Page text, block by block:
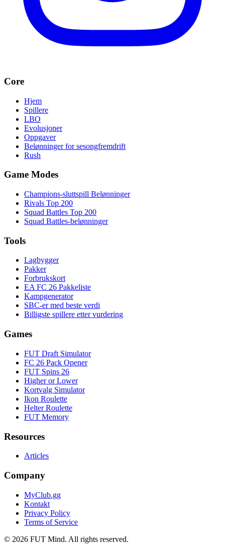
Core
Hjem
Spillere
LBO
Evolusjoner
Oppgaver
Belønninger for sesongfremdrift
Rush
Game Modes
Champions-sluttspill Belønninger
Rivals Top 200
Squad Battles Top 200
Squad Battles-belønninger
Tools
Lagbygger
Pakker
Forbrukskort
EA FC 26 Pakkeliste
Kampgenerator
SBC-er med beste verdi
Billigste spillere etter vurdering
Games
FUT Draft Simulator
FC 26 Pack Opener
FUT Spins 26
Higher or Lower
Kortvalg Simulator
Ikon Roulette
Helter Roulette
FUT Memory
Resources
Articles
Company
MyClub.gg
Kontakt
Privacy Policy
Terms of Service
© 2026 FUT Mind. All rights reserved.